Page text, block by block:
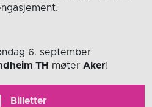
6. september
TH møter Aker!
Billetter